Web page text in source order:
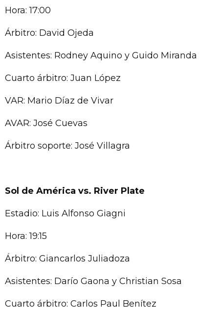
Hora: 17:00
Árbitro: David Ojeda
Asistentes: Rodney Aquino y Guido Miranda
Cuarto árbitro: Juan López
VAR: Mario Díaz de Vivar
AVAR: José Cuevas
Árbitro soporte: José Villagra
Sol de América vs. River Plate
Estadio: Luis Alfonso Giagni
Hora: 19:15
Árbitro: Giancarlos Juliadoza
Asistentes: Darío Gaona y Christian Sosa
Cuarto árbitro: Carlos Paul Benítez